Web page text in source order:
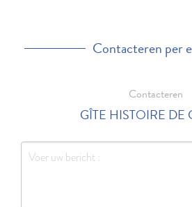
Contacteren per
Contacteren
GÎTE HISTOIRE DE